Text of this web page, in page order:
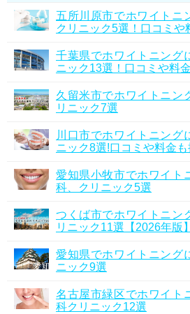
五所川原市でホワイトニ
クリニック5選！口コミや
千葉県でホワイトニング
ニック13選！口コミや料
久留米市でホワイトニン
リニック7選
川口市でホワイトニング
ニック8選!口コミや料金
愛知県小牧市でホワイト
科、クリニック5選
つくば市でホワイトニン
リニック11選【2026年版】
愛知県でホワイトニング
ニック9選
名古屋市緑区でホワイト
科クリニック12選